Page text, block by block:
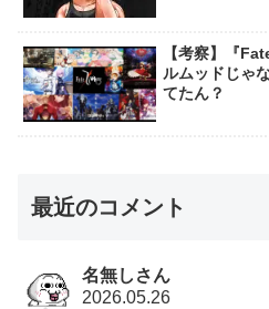
【考察】『
ルムッドじゃ
てたん？
最近のコメント
名無しさん
2026.05.26